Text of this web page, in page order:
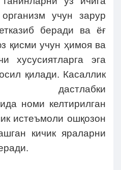
учун зарур
беради ва ёғ
қисми учун ҳимоя ва
хусусиятларга эга
қилади. Касаллик
дастлабки
номи келтирилган
истеъмоли ошқозон
кичик яраларни